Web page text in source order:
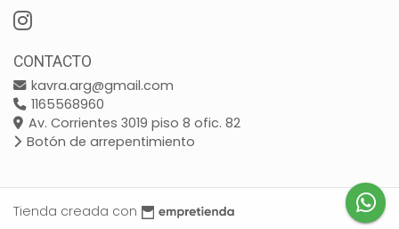
CONTACTO
kavra.arg@gmail.com
1165568960
Av. Corrientes 3019 piso 8 ofic. 82
Botón de arrepentimiento
Tienda creada con